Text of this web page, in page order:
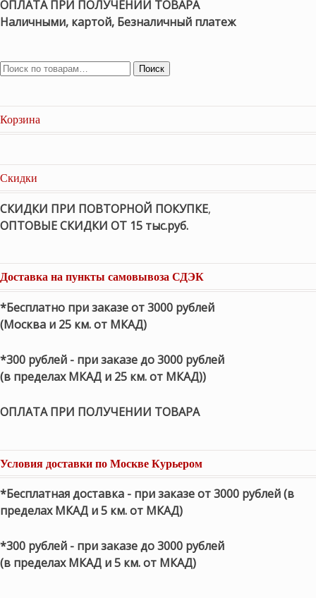
ОПЛАТА ПРИ ПОЛУЧЕНИИ ТОВАРА
Наличными, картой, Безналичный платеж
Поиск
Корзина
Скидки
СКИДКИ ПРИ ПОВТОРНОЙ ПОКУПКЕ,
ОПТОВЫЕ СКИДКИ ОТ 15 тыс.руб.
Доставка на пункты самовывоза СДЭК
*Бесплатно при заказе от 3000 рублей
(Москва и 25 км. от МКАД)
*300 рублей - при заказе до 3000 рублей
(в пределах МКАД и 25 км. от МКАД))
ОПЛАТА ПРИ ПОЛУЧЕНИИ ТОВАРА
Условия доставки по Москве Курьером
*Бесплатная доставка - при заказе от 3000 рублей (в
пределах МКАД и 5 км. от МКАД)
*300 рублей - при заказе до 3000 рублей
(в пределах МКАД и 5 км. от МКАД)